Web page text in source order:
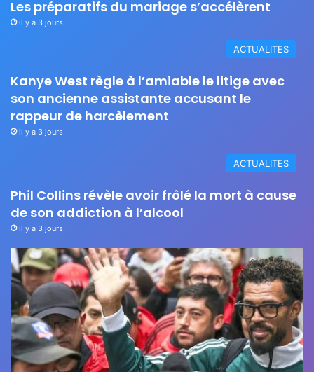
Les préparatifs du mariage s’accélèrent
il y a 3 jours
ACTUALITES
Kanye West règle à l’amiable le litige avec
son ancienne assistante accusant le
rappeur de harcèlement
il y a 3 jours
ACTUALITES
Phil Collins révèle avoir frôlé la mort à cause
de son addiction à l’alcool
il y a 3 jours